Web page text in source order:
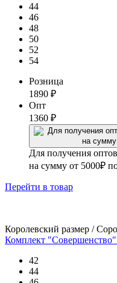
44
46
48
50
52
54
Розница
1890 ₽
Опт
1360 ₽
Для получения
на сумму от 5000₽
Перейти в товар
Королевский размер /
Комплект
42
44